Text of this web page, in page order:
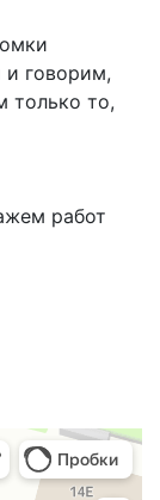
и говорим,
только то,
работ